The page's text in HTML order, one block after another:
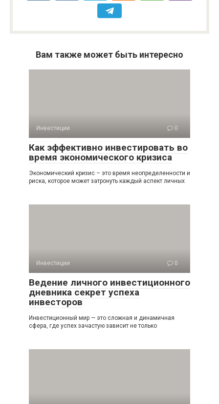
Вам также может быть интересно
Инвестиции 0
Как эффективно инвестировать во
время экономического кризиса
Экономический кризис – это время неопределенности и
риска, которое может затронуть каждый аспект личных
Инвестиции 0
Ведение личного инвестиционного
дневника секрет успеха
инвесторов
Инвестиционный мир — это сложная и динамичная
сфера, где успех зачастую зависит не только